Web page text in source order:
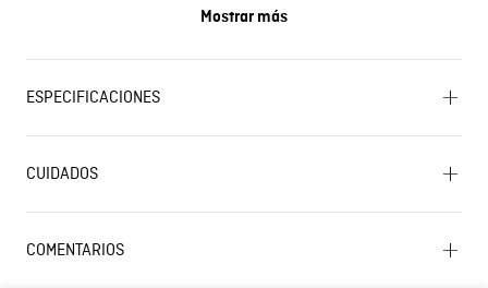
lino, o con chinos azul marino y suéter cuello tortuga.
Mostrar más
ESPECIFICACIONES
PLANCHADO: No planchar. SECADO: No secar en
máquina. CUIDADO TEXTIL PROFESIONAL: Limpieza en
TEXTIL PROFESIONAL: Limpieza en seco profesional
establecidos para el símbolo F. Proceso moderado.
CUIDADOS
COMENTARIOS